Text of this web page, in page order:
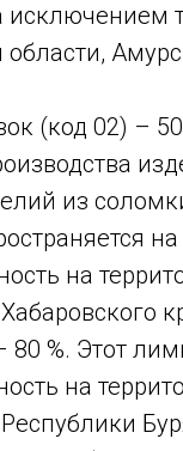
(код 02) – 50
из
на
%. Этот
на